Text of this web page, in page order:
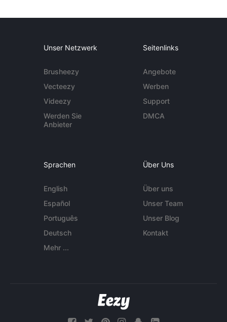
Unser Netzwerk
Brusheezy
Vecteezy
Videezy
Werden Sie
Anbieter
Seitenlinks
Angebote
Werben
Support
DMCA
Sprachen
English
Español
Português
Deutsch
Mehr ...
Über Uns
Über uns
Unser Team
Unser Blog
Kontakt